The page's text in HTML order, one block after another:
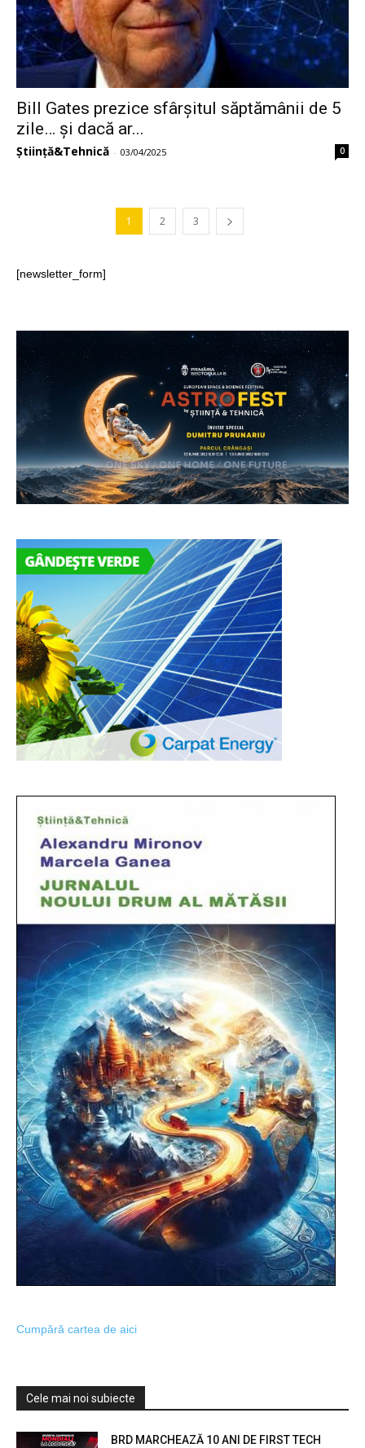
Bill Gates prezice sfârșitul săptămânii de 5
zile… și dacă ar...
Știință&Tehnică - 03/04/2025 0
1 2 3
[newsletter_form]
Cumpără cartea de aici
Cele mai noi subiecte
BRD MARCHEAZĂ 10 ANI DE FIRST TECH